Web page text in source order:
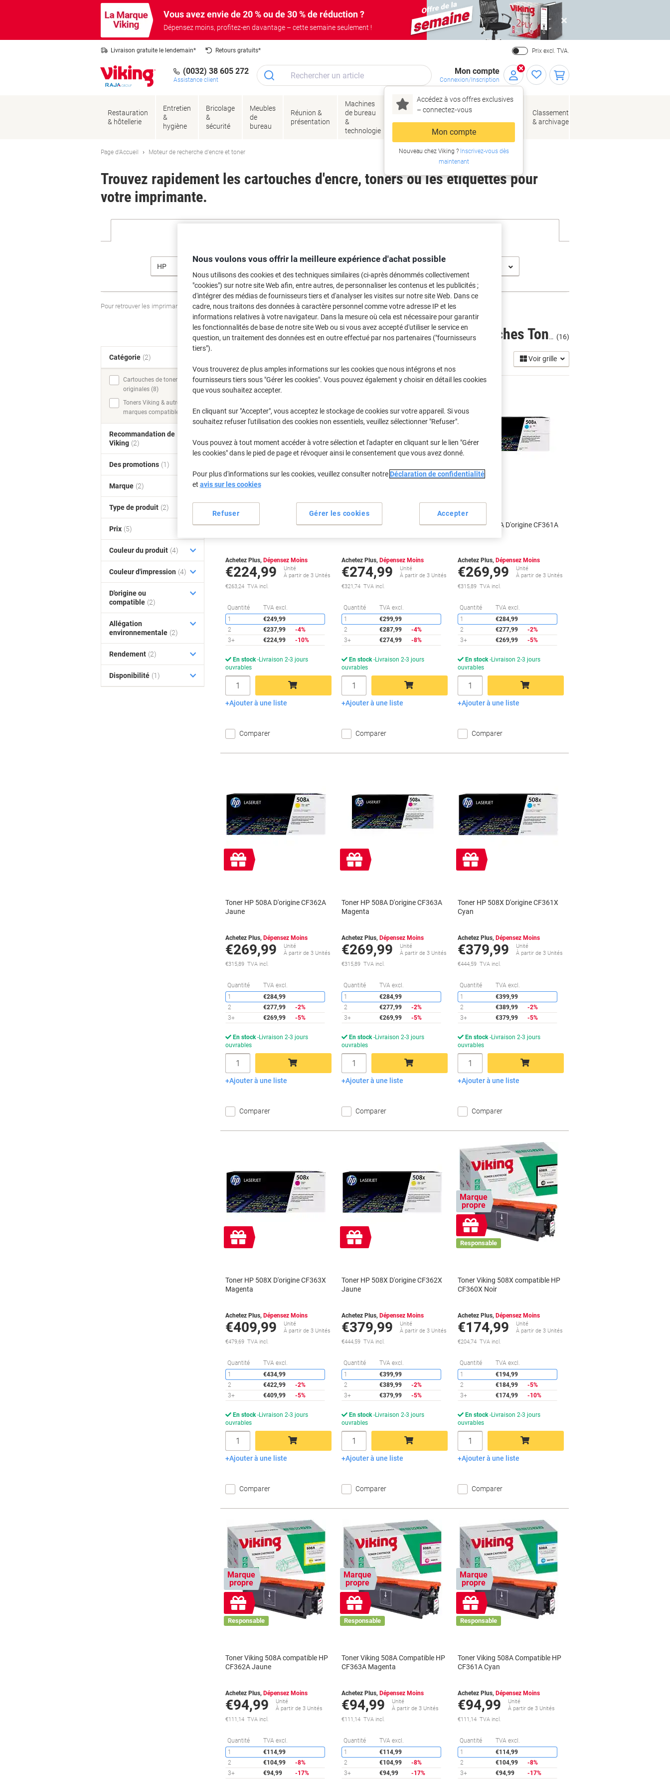
Vous avez envie de 20 % ou de 30 % de réduction ?
Dépensez moins, profitez-en davantage – cette semaine seulement !
Close
Livraison gratuite le lendemain* Retours gratuits* Prix excl. TVA.
(0032) 38 605 272
Assistance client
Mon compte
Connexion/Inscription
Accédez à vos offres exclusives
– connectez‑vous
Mon compte
Nouveau chez Viking ?Inscrivez-vous dès
maintenant
Restauration
& hôtellerie
Entretien
&
hygiène
Bricolage
&
sécurité
Meubles
de
bureau
Réunion &
présentation
Machines
de bureau
&
technologie
Encres
Papier,
enveloppes
&
emballage
de bureau
Classement
& archivage
Page d'Accueil Moteur de recherche d'encre et toner
Trouvez rapidement les cartouches d'encre, toners ou les étiquettes pour
votre imprimante.
HP
Pour retrouver les imprimantes listées et/ou les cartouches précédemment achetéesSe connecter
HP Color Laserjet Enterprise M 553 DN Cartouches Toner (16)
Voir grille
Cadeau
gratuit
Toner HP 508A D'origine CF360A
Achetez Plus, Dépensez Moins
€224,99
Unité
À partir de 3 Unités
€263,24 TVA incl.
Quantité TVA excl.
Économies
1
€249,99
2
€237,99
-4%
3+
€224,99 -10%
En stock Livraison 2-3 jours
ouvrables
Quantité
Ajouter au panier
Ajouter à une liste
Comparer
Cadeau
Toner HP 508X D'origine CF360X
Achetez Plus, Dépensez Moins
€274,99
Unité
À partir de 3 Unités
€321,74 TVA incl.
Quantité TVA excl.
Économies
1
€299,99
2
€287,99
-4%
3+
€274,99 -8%
En stock Livraison 2-3 jours
ouvrables
Quantité
Ajouter au panier
Ajouter à une liste
Comparer
Cadeau
Toner HP 508A D'origine CF361A
Achetez Plus, Dépensez Moins
€269,99
Unité
À partir de 3 Unités
€315,89 TVA incl.
Quantité TVA excl.
1
€284,99
2
€277,99
-2%
3+
€269,99 -5%
En stock Livraison 2-3 jours
ouvrables
Quantité
Ajouter au panier
Ajouter à une liste
Comparer
Cadeau
gratuit
Toner HP 508A D'origine CF362A
Jaune
Achetez Plus, Dépensez Moins
€269,99
Unité
À partir de 3 Unités
€315,89 TVA incl.
Quantité TVA excl.
Économies
1
€284,99
2
€277,99
-2%
3+
€269,99 -5%
En stock Livraison 2-3 jours
ouvrables
Quantité
Ajouter au panier
Ajouter à une liste
Comparer
Cadeau
gratuit
Toner HP 508A D'origine CF363A
Magenta
Achetez Plus, Dépensez Moins
€269,99
Unité
À partir de 3 Unités
€315,89 TVA incl.
Quantité TVA excl.
Économies
1
€284,99
2
€277,99
-2%
3+
€269,99 -5%
En stock Livraison 2-3 jours
ouvrables
Quantité
Ajouter au panier
Ajouter à une liste
Comparer
Cadeau
gratuit
Toner HP 508X D'origine CF361X
Cyan
Achetez Plus, Dépensez Moins
€379,99
Unité
À partir de 3 Unités
€444,59 TVA incl.
Quantité TVA excl.
1
€399,99
2
€389,99
-2%
3+
€379,99 -5%
En stock Livraison 2-3 jours
ouvrables
Quantité
Ajouter au panier
Ajouter à une liste
Comparer
Cadeau
gratuit
Toner HP 508X D'origine CF363X
Magenta
Achetez Plus, Dépensez Moins
€409,99
Unité
À partir de 3 Unités
€479,69 TVA incl.
Quantité TVA excl.
Économies
1
€434,99
2
€422,99
-2%
3+
€409,99 -5%
En stock Livraison 2-3 jours
ouvrables
Quantité
Ajouter au panier
Ajouter à une liste
Comparer
Cadeau
gratuit
Toner HP 508X D'origine CF362X
Jaune
Achetez Plus, Dépensez Moins
€379,99
Unité
À partir de 3 Unités
€444,59 TVA incl.
Quantité TVA excl.
Économies
1
€399,99
2
€389,99
-2%
3+
€379,99 -5%
En stock Livraison 2-3 jours
ouvrables
Quantité
Ajouter au panier
Ajouter à une liste
Comparer
Marque
propre
Cadeau
gratuit
Responsable
Toner Viking 508X compatible HP
CF360X Noir
Achetez Plus, Dépensez Moins
€174,99
Unité
À partir de 3 Unités
€204,74 TVA incl.
Quantité TVA excl.
1
€194,99
2
€184,99
-5%
3+
€174,99 -10%
En stock Livraison 2-3 jours
ouvrables
Quantité
Ajouter au panier
Ajouter à une liste
Comparer
Marque
propre
Cadeau
gratuit
Responsable
Toner Viking 508A compatible HP
CF362A Jaune
Achetez Plus, Dépensez Moins
€94,99
Unité
À partir de 3 Unités
€111,14 TVA incl.
Quantité TVA excl.
Économies
1
€114,99
2
€104,99
-8%
3+
€94,99 -17%
Marque
propre
Cadeau
gratuit
Responsable
Toner Viking 508A Compatible HP
CF363A Magenta
Achetez Plus, Dépensez Moins
€94,99
Unité
À partir de 3 Unités
€111,14 TVA incl.
Quantité TVA excl.
Économies
1
€114,99
2
€104,99
-8%
3+
€94,99 -17%
Marque
propre
Cadeau
gratuit
Responsable
Toner Viking 508A Compatible HP
CF361A Cyan
Achetez Plus, Dépensez Moins
€94,99
Unité
À partir de 3 Unités
€111,14 TVA incl.
Quantité TVA excl.
1
€114,99
2
€104,99
-8%
3+
€94,99 -17%
Catégorie (2)
Cartouches de toner
originales (8)
Toners Viking & autres
marques compatibles (8)
Recommandation de
Viking (2)
Des promotions (1)
Marque (2)
Type de produit (2)
Prix (5)
Couleur du produit (4)
Couleur d'impression (4)
D'origine ou
compatible (2)
Allégation
environnementale (2)
Rendement (2)
Disponibilité (1)
Nous voulons vous offrir la meilleure expérience d'achat possible
Nous utilisons des cookies et des techniques similaires (ci-après dénommés collectivement
"cookies") sur notre site Web afin, entre autres, de personnaliser les contenus et les publicités ;
d'intégrer des médias de fournisseurs tiers et d'analyser les visites sur notre site Web. Dans ce
cadre, nous traitons des données à caractère personnel comme votre adresse IP et les
informations relatives à votre navigateur. Dans la mesure où cela est nécessaire pour garantir
les fonctionnalités de base de notre site Web ou si vous avez accepté d'utiliser le service en
question, un traitement des données est en outre effectué par nos partenaires ("fournisseurs
tiers").
Vous trouverez de plus amples informations sur les cookies que nous intégrons et nos
fournisseurs tiers sous "Gérer les cookies". Vous pouvez également y choisir en détail les cookies
que vous souhaitez accepter.
En cliquant sur "Accepter", vous acceptez le stockage de cookies sur votre appareil. Si vous
souhaitez refuser l'utilisation des cookies non essentiels, veuillez sélectionner "Refuser".
Vous pouvez à tout moment accéder à votre sélection et l'adapter en cliquant sur le lien "Gérer
les cookies" dans le pied de page et révoquer ainsi le consentement que vous avez donné.
Pour plus d'informations sur les cookies, veuillez consulter notre Déclaration de confidentialité
et avis sur les cookies
Gérer les cookies
Refuser Accepter